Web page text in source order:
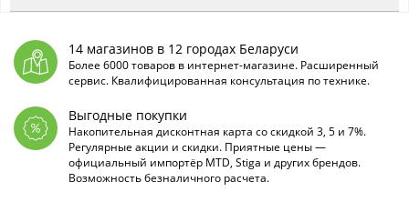
14 магазинов в 12 городах Беларуси
Более 6000 товаров в интернет-магазине. Расширенный
сервис. Квалифицированная консультация по технике.
Выгодные покупки
Накопительная дисконтная карта со скидкой 3, 5 и 7%.
Регулярные акции и скидки. Приятные цены —
официальный импортёр MTD, Stiga и других брендов.
Возможность безналичного расчета.